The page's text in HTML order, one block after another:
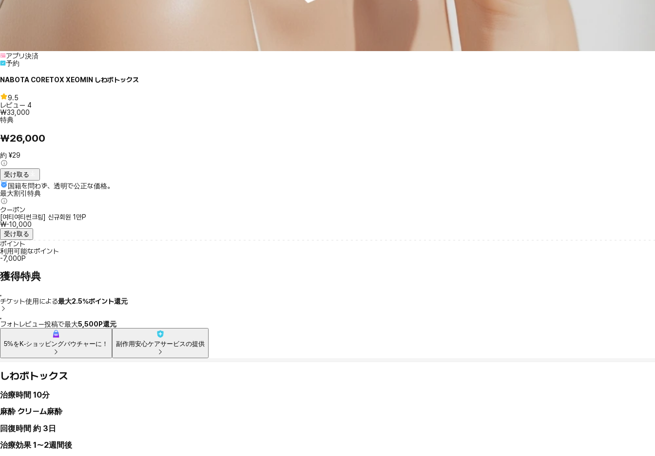
アプリ決済
予約
NABOTA CORETOX XEOMIN しわボトックス
9.5
レビュー 4
₩33,000
特典
₩26,000
約 ¥29
受け取る
国籍を問わず、透明で公正な価格。
最大割引特典
クーポン
[여티여티썬크림] 신규회원 1만P
₩-10,000
受け取る
ポイント
利用可能なポイント
-7,000P
獲得特典
チケット使用による最大2.5％ポイント還元
フォトレビュー投稿で最大5,500P還元
5%をK-ショッピングバウチャーに！ 副作用安心ケアサービスの提供
しわボトックス
治療時間 10分
麻酔 クリーム麻酔
回復時間 約 3日
治療効果 1〜2週間後